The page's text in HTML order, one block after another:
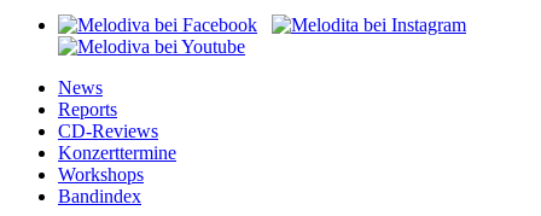
News
Reports
CD-Reviews
Konzerttermine
Workshops
Bandindex